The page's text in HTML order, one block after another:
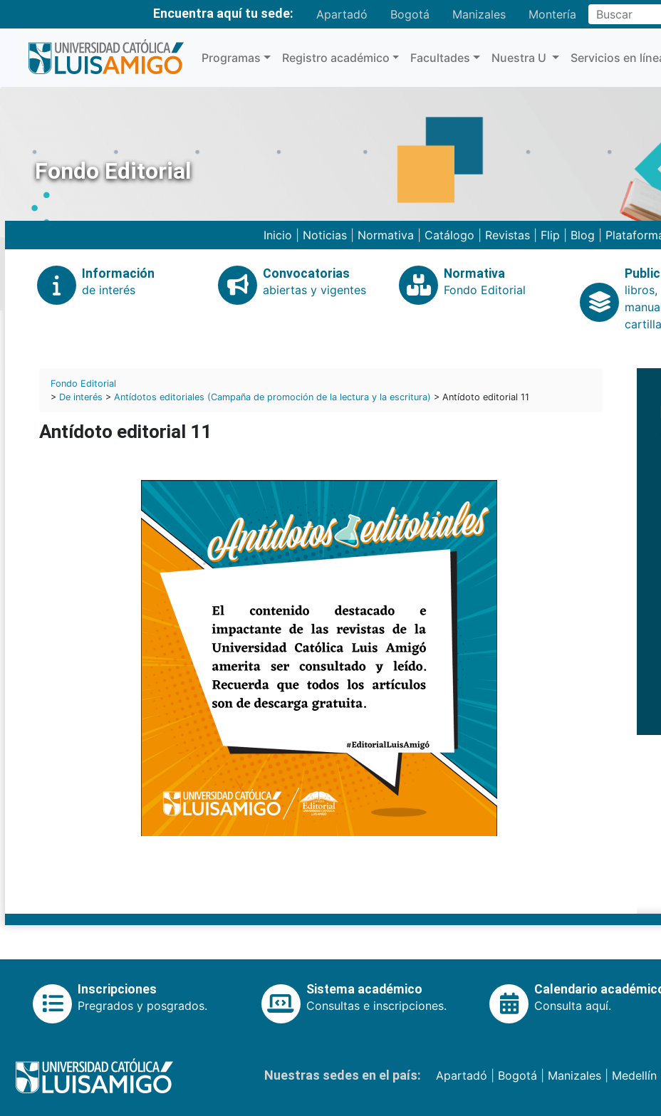
Encuentra aquí tu sede: Apartadó Bogotá Manizales MonteríaBuscar
Programas Registro académico Facultades Nuestra U Servicios en
Fondo Editorial
Inicio Noticias Normativa Catálogo Revistas Flip Blog
Información
de interés
Convocatorias
abiertas y vigentes
Normativa
Fondo Editorial
libros,
Fondo Editorial
> De interés > Antídotos editoriales (Campaña de promoción de la lectura y la escritura) > Antídoto editorial 11
Antídoto editorial 11
Inscripciones
Pregrados y posgrados.
Sistema académico
Consultas e inscripciones.
Calendario
Consulta aquí.
Nuestras sedes en el país: Apartadó Bogotá Manizales| Medellín|